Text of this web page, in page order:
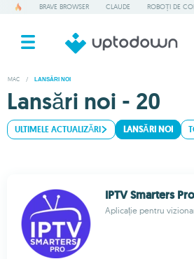
BRAVE BROWSER CLAUDE ROBOȚI DE
MAC / LANSĂRI NOI
Lansări noi - 20
ULTIMELE ACTUALIZĂRI LANSĂRI NOI
IPTV Smarters Pro
Aplicație pentru